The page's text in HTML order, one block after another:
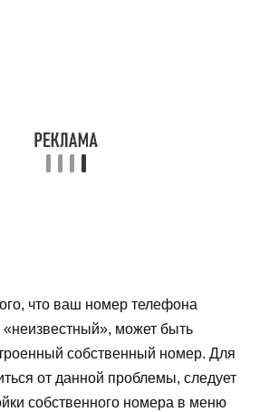
что ваш номер телефона
«неизвестный», может быть
собственный номер. Для
от данной проблемы, следует
собственного номера в меню